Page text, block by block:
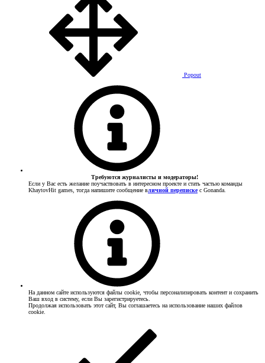
Popout
Требуются журналисты и модераторы!
Если у Вас есть желание поучаствовать в интересном проекте и стать частью команды
KhaytovHit games, тогда напишите сообщение вличной перепискес Gonanda.
На данном сайте используются файлы cookie, чтобы персонализировать контент и сохранить
Ваш вход в систему, если Вы зарегистрируетесь.
Продолжая использовать этот сайт, Вы соглашаетесь на использование наших файлов
cookie.